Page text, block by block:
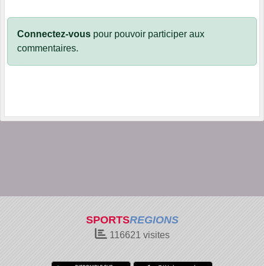
Connectez-vous pour pouvoir participer aux
commentaires.
SPORTSREGIONS
116621 visites